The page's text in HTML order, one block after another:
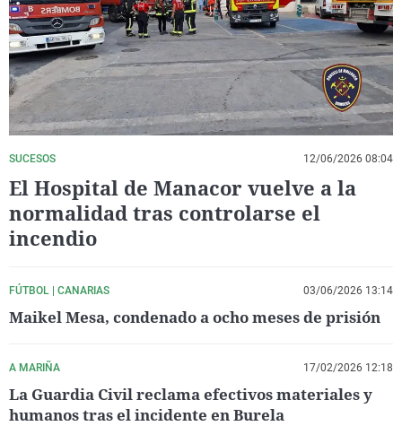
La rosa de los vientos
Gente viajera
Como el perro y el
Caso
Retornados
Equipo de
Operación Viuda
Extremadura
Galicia
La Rioja
Navarra
País Vasco
Virales
Televisión
Elecciones
SUCESOS 12/06/2026 08:04
El Hospital de Manacor vuelve a la
normalidad tras controlarse el
incendio
FÚTBOL | CANARIAS 03/06/2026 13:14
Maikel Mesa, condenado a ocho meses de prisión
A MARIÑA 17/02/2026 12:18
La Guardia Civil reclama efectivos materiales y
humanos tras el incidente en Burela